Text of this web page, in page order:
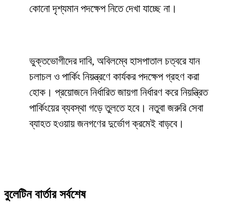
কোনো দৃশ্যমান পদক্ষেপ নিতে দেখা যাচ্ছে না।
ভুক্তভোগীদের দাবি, অবিলম্বে হাসপাতাল চত্বরে যান
চলাচল ও পার্কিং নিয়ন্ত্রণে কার্যকর পদক্ষেপ গ্রহণ করা
হোক। প্রয়োজনে নির্ধারিত জায়গা নির্ধারণ করে নিয়ন্ত্রিত
পার্কিংয়ের ব্যবস্থা গড়ে তুলতে হবে। নতুবা জরুরি সেবা
ব্যাহত হওয়ায় জনগণের দুর্ভোগ ক্রমেই বাড়বে।
বুলেটিন বার্তার সর্বশেষ